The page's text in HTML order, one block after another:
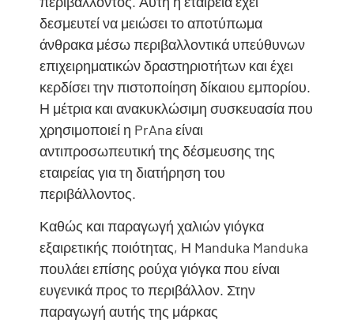
δεσμευτεί να μειώσει το αποτύπωμα
άνθρακα μέσω περιβαλλοντικά υπεύθυνων
επιχειρηματικών δραστηριοτήτων και έχει
κερδίσει την πιστοποίηση δίκαιου εμπορίου.
Η μέτρια και ανακυκλώσιμη συσκευασία που
χρησιμοποιεί η PrAna είναι
αντιπροσωπευτική της δέσμευσης της
εταιρείας για τη διατήρηση του
περιβάλλοντος.
Καθώς και παραγωγή χαλιών γιόγκα
εξαιρετικής ποιότητας, Η Manduka Manduka
πουλάει επίσης ρούχα γιόγκα που είναι
ευγενικά προς το περιβάλλον. Στην
παραγωγή αυτής της μάρκας